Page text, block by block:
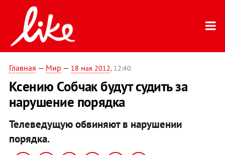
Главная — Мир — 18 мая 2012, 12:40
Ксению Собчак будут судить за
нарушение порядка
Телеведущую обвиняют в нарушении
порядка.